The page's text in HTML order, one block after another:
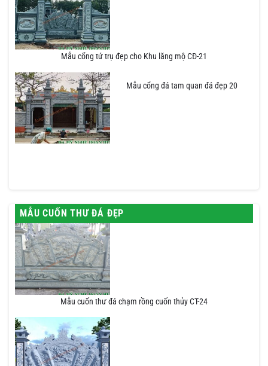
Mẫu cổng tứ trụ đẹp cho Khu lăng mộ CĐ-21
Mẫu cổng đá tam quan đá đẹp 20
MẪU CUỐN THƯ ĐÁ ĐẸP
Mẫu cuốn thư đá chạm rồng cuốn thủy CT-24